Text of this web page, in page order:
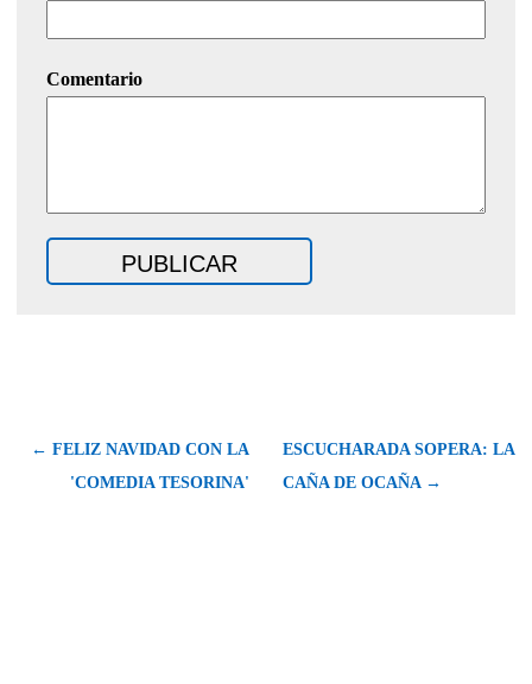
Comentario
← FELIZ NAVIDAD CON LA
'COMEDIA TESORINA'
ESCUCHARADA SOPERA: LA
CAÑA DE OCAÑA →